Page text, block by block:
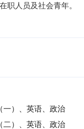
职人员及社会青年。
一）、英语、政治
二）、英语、政治